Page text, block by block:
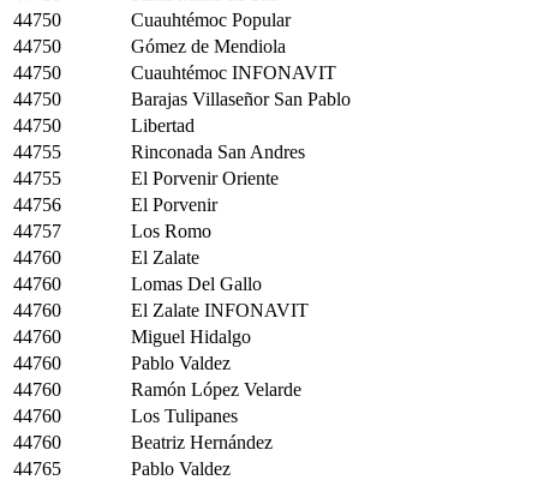
44750
Cuauhtémoc Popular
44750
Gómez de Mendiola
44750
Cuauhtémoc INFONAVIT
44750
Barajas Villaseñor San Pablo
44750
Libertad
44755
Rinconada San Andres
44755
El Porvenir Oriente
44756
El Porvenir
44757
Los Romo
44760
El Zalate
44760
Lomas Del Gallo
44760
El Zalate INFONAVIT
44760
Miguel Hidalgo
44760
Pablo Valdez
44760
Ramón López Velarde
44760
Los Tulipanes
44760
Beatriz Hernández
44765
Pablo Valdez